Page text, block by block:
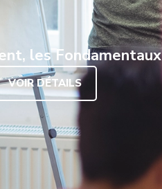
les Fondamentaux
VOIR DÉTAILS